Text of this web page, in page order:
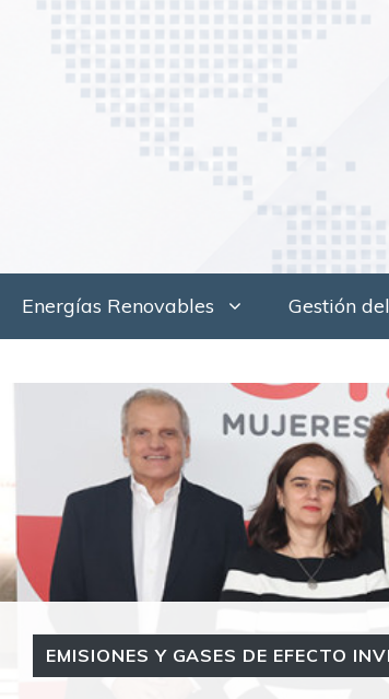
contenido
Energías Renovables Gestión
EMISIONES Y GASES DE EFECTO